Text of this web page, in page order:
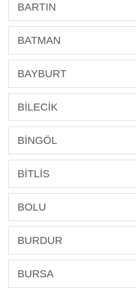
BARTIN
BATMAN
BAYBURT
BİLECİK
BİNGÖL
BİTLİS
BOLU
BURDUR
BURSA